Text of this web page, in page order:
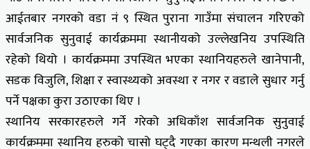
आईतबार नगरको वडा नं ९ स्थित पुराना गाउँमा संचालन गरिएको
सार्वजनिक सुनुवाई कार्यक्रममा स्थानीयको उल्लेखनिय उपस्थिति
रहेको थियो । कार्यक्रममा उपस्थित भएका स्थानियहरुले खानेपानी,
सडक विजुलि, शिक्षा र स्वास्थ्यको अवस्था र नगर र वडाले सुधार गर्नु
पर्ने पक्षका कुरा उठाएका थिए ।
स्थानिय सरकारहरुले गर्ने गरेको अधिकाँश सार्वजनिक सुनुवाई
कार्यक्रममा स्थानिय हरुको चासो घट्दै गएका कारण मन्थली नगरले